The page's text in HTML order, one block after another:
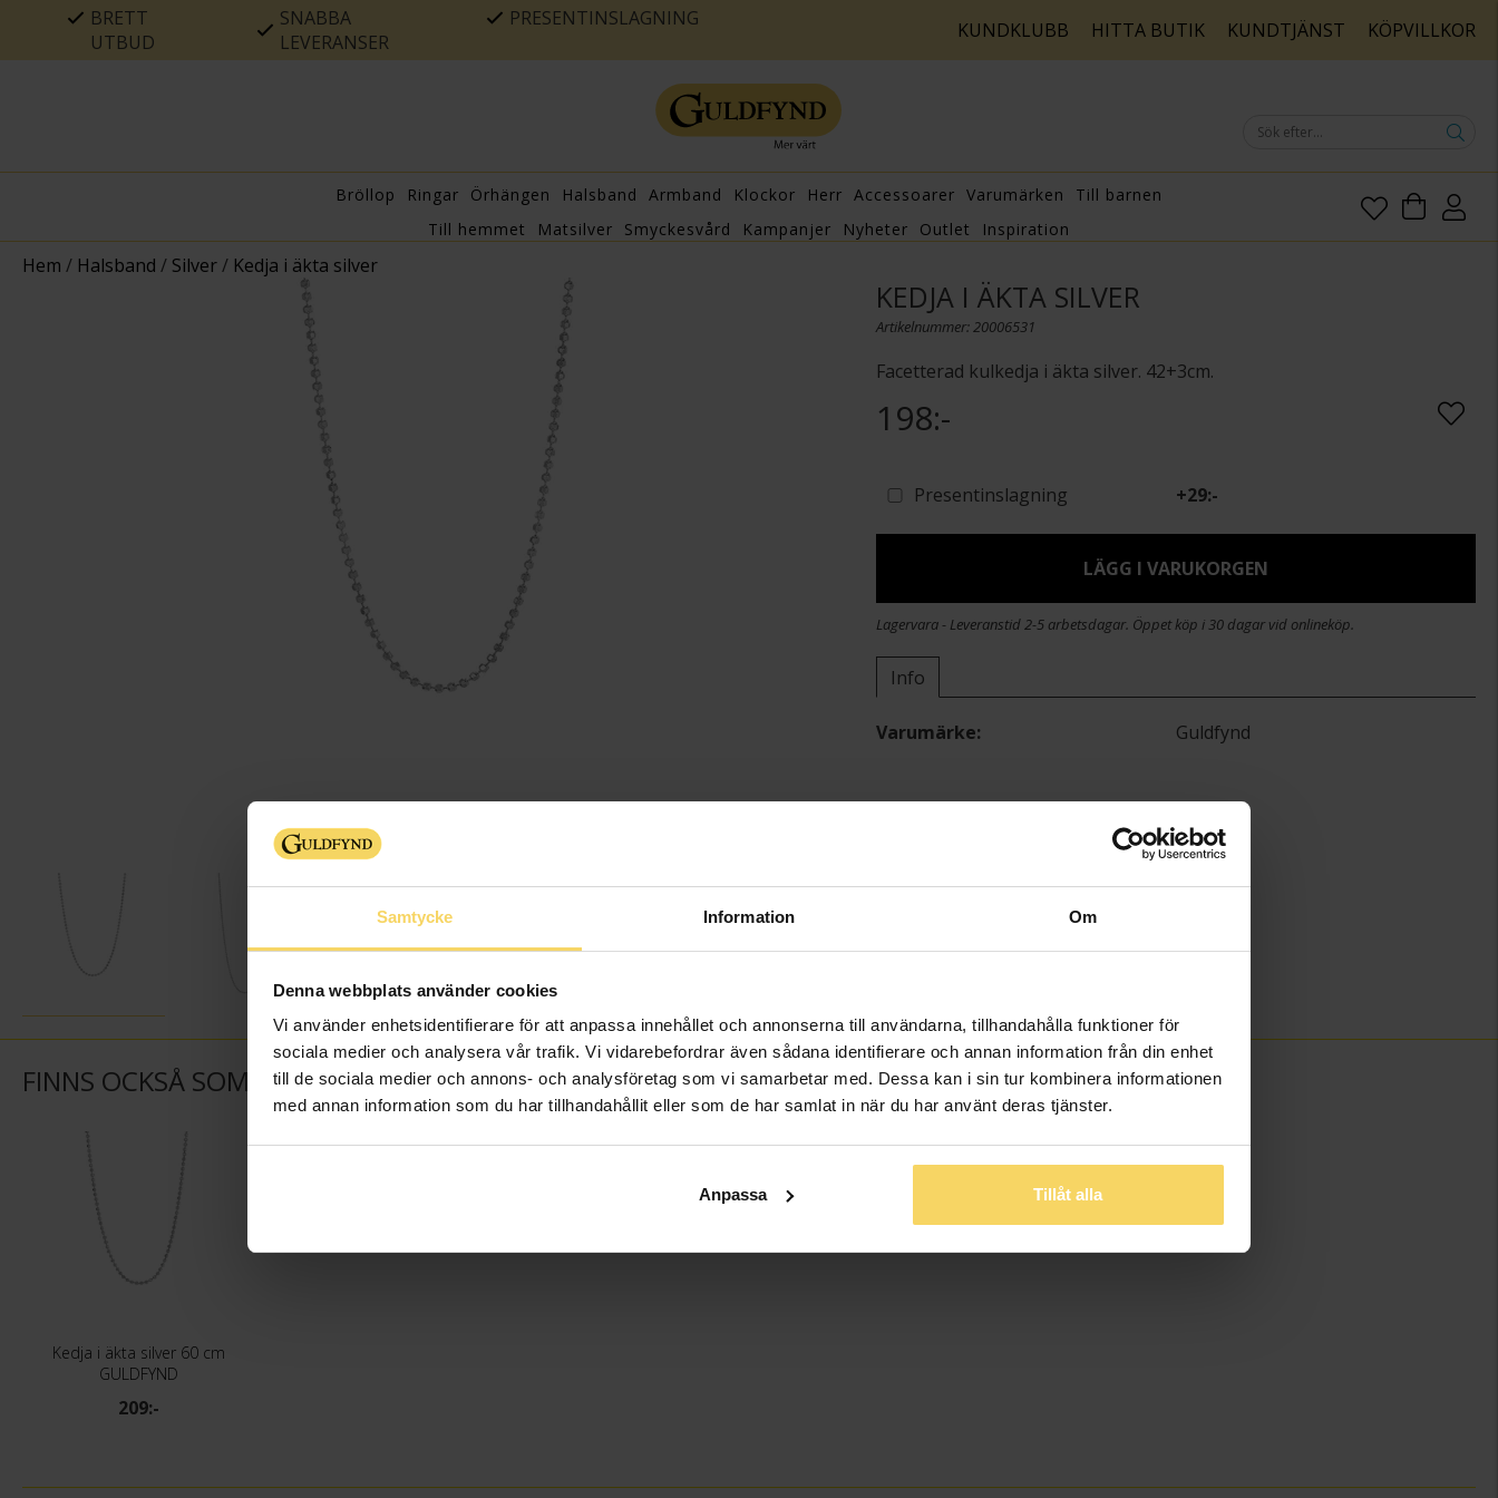
Samtycke Information Om
Denna webbplats använder cookies
Vi använder enhetsidentifierare för att anpassa innehållet och annonserna till användarna, tillhandahålla funktioner för
sociala medier och analysera vår trafik. Vi vidarebefordrar även sådana identifierare och annan information från din enhet
till de sociala medier och annons- och analysföretag som vi samarbetar med. Dessa kan i sin tur kombinera informationen
med annan information som du har tillhandahållit eller som de har samlat in när du har använt deras tjänster.
Anpassa Tillåt alla
BRETT
UTBUD
SNABBA
LEVERANSER
PRESENTINSLAGNING KUNDKLUBB HITTA BUTIK KUNDTJÄNST KÖPVILLKOR
Bröllop Ringar Örhängen Halsband Armband Klockor Herr Accessoarer Varumärken
Till barnen
Till hemmet
Matsilver Smyckesvård Kampanjer Nyheter Outlet Inspiration
Hem / Halsband / Silver/ Kedja i äkta silver
KEDJA I ÄKTA SILVER
Artikelnummer: 20006531
Facetterad kulkedja i äkta silver. 42+3cm.
198:-
Presentinslagning +29:-
LÄGG I VARUKORGEN
Lagervara - Leveranstid 2-5 arbetsdagar. Öppet köp i 30 dagar vid onlineköp.
Info
Varumärke Guldfynd
FINNS OCKSÅ SOM
Kedja i äkta silver 60 cm
GULDFYND
209:-